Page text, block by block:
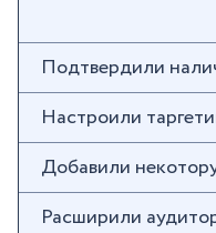
Подтвердили
Настроили
Добавили
Расширили